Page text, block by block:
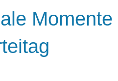
Momente